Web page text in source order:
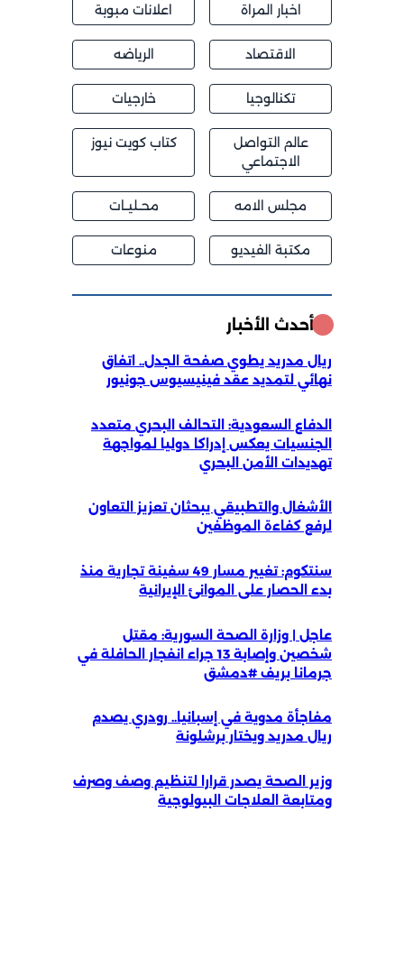
اخبار المراة اعلانات مبوبة
الاقتصاد الرياضه
تكنالوجيا خارجيات
عالم التواصل
الاجتماعي
كتاب كويت نيوز
مجلس الامه محــليــات
مكتبة الفيديو منوعات
أحدث الأخبار
ريال مدريد يطوي صفحة الجدل.. اتفاق
نهائي لتمديد عقد فينيسيوس جونيور
الدفاع السعودية: التحالف البحري متعدد
الجنسيات يعكس إدراكا دوليا لمواجهة
تهديدات الأمن البحري
الأشغال والتطبيقي يبحثان تعزيز التعاون
لرفع كفاءة الموظفين
سنتكوم: تغيير مسار 49 سفينة تجارية منذ
بدء الحصار على الموانئ الإيرانية
عاجل | وزارة الصحة السورية: مقتل
شخصين وإصابة 13 جراء انفجار الحافلة في
جرمانا بريف #دمشق
مفاجأة مدوية في إسبانيا.. رودري يصدم
ريال مدريد ويختار برشلونة
وزير الصحة يصدر قرارا لتنظيم وصف وصرف
ومتابعة العلاجات البيولوجية